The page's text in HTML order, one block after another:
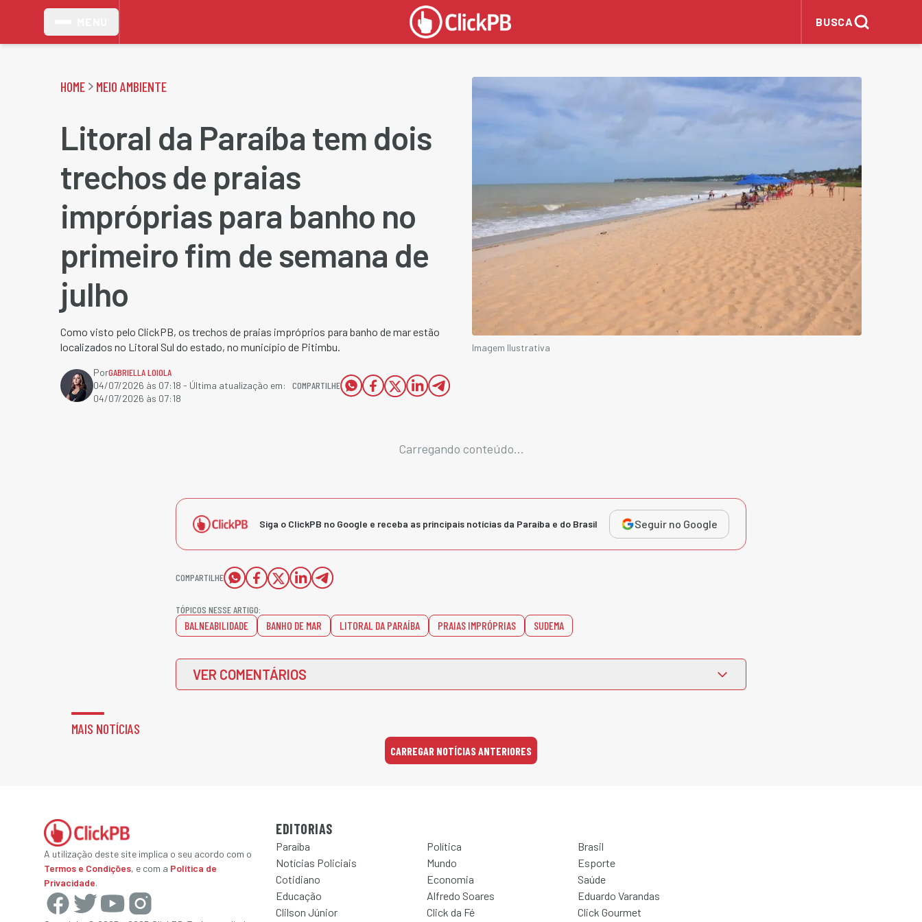
BUSCA
HOME MEIO AMBIENTE
Litoral da Paraíba tem dois
trechos de praias
impróprias para banho no
primeiro fim de semana de
julho
Como visto pelo ClickPB, os trechos de praias impróprios para banho de mar estão
localizados no Litoral Sul do estado, no município de Pitimbu.
PorGABRIELLA LOIOLA
04/07/2026 às 07:18 - Última atualização em:
04/07/2026 às 07:18
COMPARTILHE
Imagem Ilustrativa
Carregando conteúdo...
Siga o ClickPB no Google e receba as principais notícias da Paraíba e do Brasil Seguir no Google
COMPARTILHE
TÓPICOS NESSE ARTIGO:
BALNEABILIDADE BANHO DE MAR LITORAL DA PARAÍBA PRAIAS IMPRÓPRIAS SUDEMA
VER COMENTÁRIOS
MAIS NOTÍCIAS
CARREGAR NOTÍCIAS ANTERIORES
A utilização deste site implica o seu acordo com o
Termos e Condições, e com a Política de
Privacidade.
EDITORIAS
Paraíba Política
Brasil
Notícias Policiais
Mundo
Esporte
Cotidiano
Economia
Saúde
Educação
Alfredo Soares
Eduardo Varandas
Clilson Júnior
Click da Fé Click Gourmet